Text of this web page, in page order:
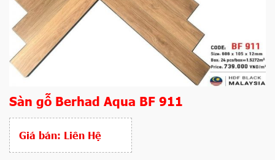
Sàn gỗ Berhad Aqua BF 911
Giá bán: Liên Hệ